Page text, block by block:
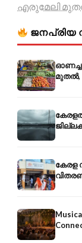
എരുമേലി
ജനപ്രിയ
മുതൽ,
കേരള
ന്റെ